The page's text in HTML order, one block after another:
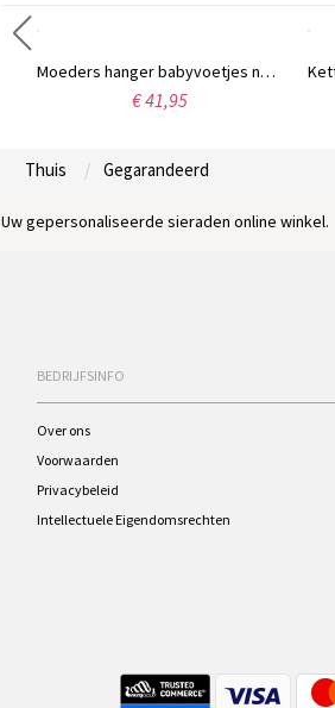
Moeders hanger babyvoetjes namen ketting 18k verguld
€ 41,95
Thuis Gegarandeerd
Uw gepersonaliseerde sieraden online winkel.
BEDRIJFSINFO
Over ons
Voorwaarden
Privacybeleid
Intellectuele Eigendomsrechten